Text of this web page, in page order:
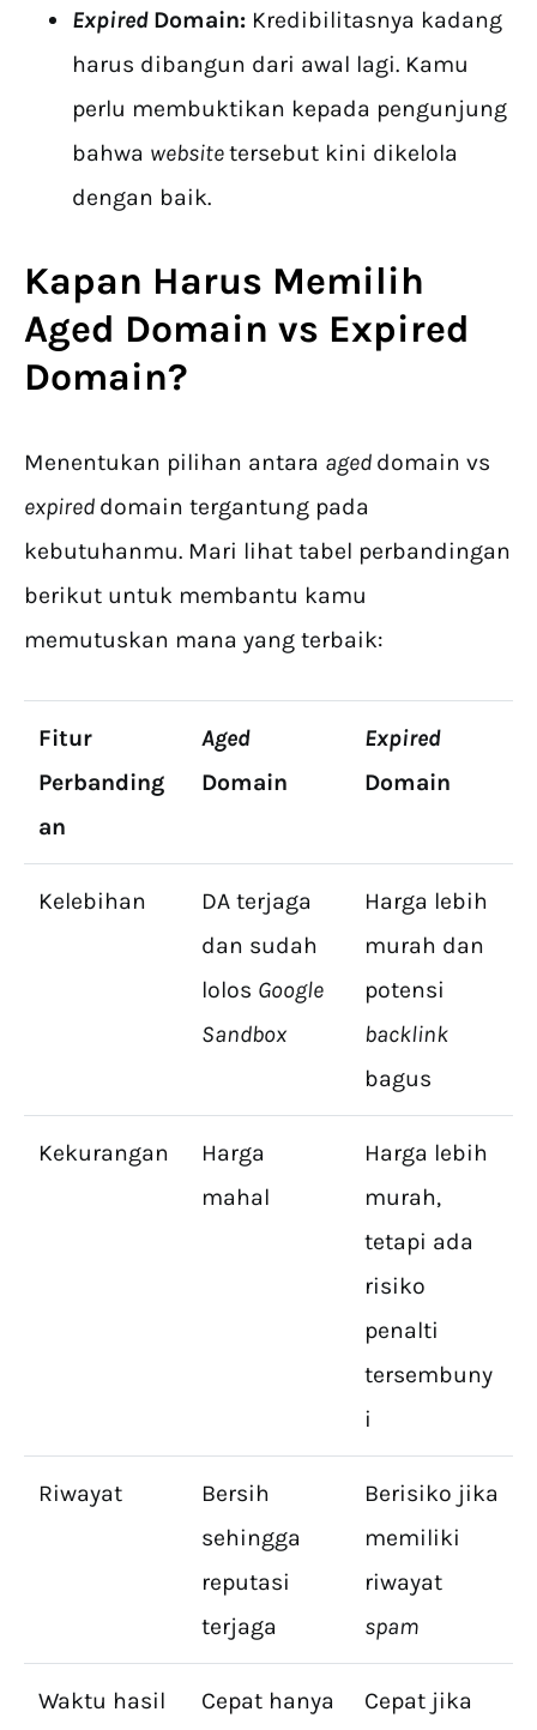
Expired Domain: Kredibilitasnya kadang
harus dibangun dari awal lagi. Kamu
perlu membuktikan kepada pengunjung
bahwa websitetersebut kini dikelola
dengan baik.
Kapan Harus Memilih
Aged Domain vs Expired
Domain?
Menentukan pilihan antara aged domain vs
expired domain tergantung pada
kebutuhanmu. Mari lihat tabel perbandingan
berikut untuk membantu kamu
memutuskan mana yang terbaik:
Fitur
Perbanding
an
Aged
Domain
Expired
Domain
Kelebihan
DA terjaga
dan sudah
lolos Google
Sandbox
Harga lebih
murah dan
potensi
backlink
bagus
Kekurangan
Harga
mahal
Harga lebih
murah,
tetapi ada
risiko
penalti
tersembuny
i
Riwayat
Bersih
sehingga
reputasi
terjaga
Berisiko jika
memiliki
riwayat
spam
Waktu hasil
Cepat hanya
Cepat jika